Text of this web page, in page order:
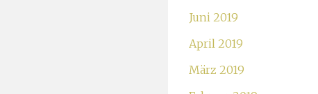
Juni 2019
April 2019
März 2019